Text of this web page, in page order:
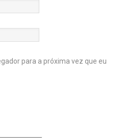
para a próxima vez que eu